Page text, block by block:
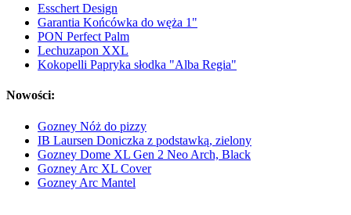
Esschert Design
Garantia Końcówka do węża 1"
PON Perfect Palm
Lechuzapon XXL
Kokopelli Papryka słodka "Alba Regia"
Nowości:
Gozney Nóż do pizzy
IB Laursen Doniczka z podstawką, zielony
Gozney Dome XL Gen 2 Neo Arch, Black
Gozney Arc XL Cover
Gozney Arc Mantel